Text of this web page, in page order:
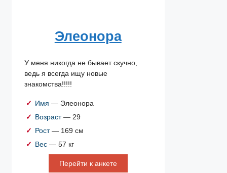
Элеонора
У меня никогда не бывает скучно,
ведь я всегда ищу новые
знакомства!!!!!
Имя — Элеонора
Возраст— 29
Рост— 169 см
Вес — 57 кг
Перейти к анкете